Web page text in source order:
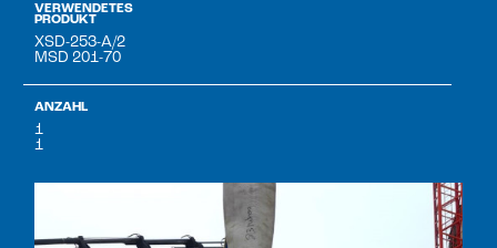
VERWENDETES
PRODUKT
XSD-253-A/2
MSD 201-70
ANZAHL
1
1